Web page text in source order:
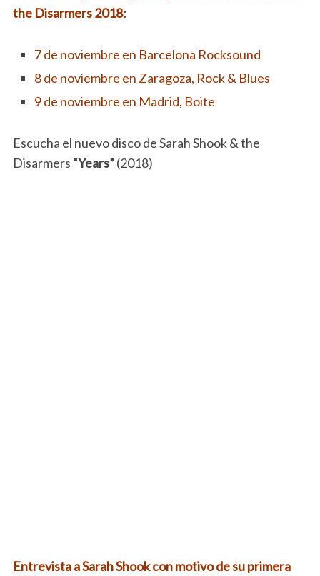
the Disarmers 2018:
7 de noviembre en Barcelona Rocksound
8 de noviembre en Zaragoza, Rock & Blues
9 de noviembre en Madrid, Boite
Escucha el nuevo disco de Sarah Shook & the
Disarmers “Years”(2018)
Entrevista a Sarah Shook con motivo de su primera